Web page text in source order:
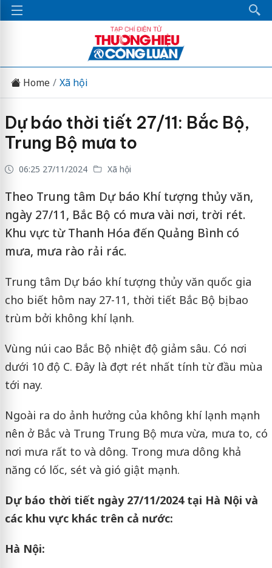
Home Xã hội
Dự báo thời tiết 27/11: Bắc Bộ,
Trung Bộ mưa to
06:25 27/11/2024 Xã hội
Theo Trung tâm Dự báo Khí tượng thủy văn,
ngày 27/11, Bắc Bộ có mưa vài nơi, trời rét.
Khu vực từ Thanh Hóa đến Quảng Bình có
mưa, mưa rào rải rác.
Trung tâm Dự báo khí tượng thủy văn quốc gia
cho biết hôm nay 27-11, thời tiết Bắc Bộ bị bao
trùm bởi không khí lạnh.
Vùng núi cao Bắc Bộ nhiệt độ giảm sâu. Có nơi
dưới 10 độ C. Đây là đợt rét nhất tính từ đầu mùa
tới nay.
Ngoài ra do ảnh hưởng của không khí lạnh mạnh
nên ở Bắc và Trung Trung Bộ mưa vừa, mưa to, có
nơi mưa rất to và dông. Trong mưa dông khả
năng có lốc, sét và gió giật mạnh.
Dự báo thời tiết ngày 27/11/2024 tại Hà Nội và
các khu vực khác trên cả nước:
Hà Nội: